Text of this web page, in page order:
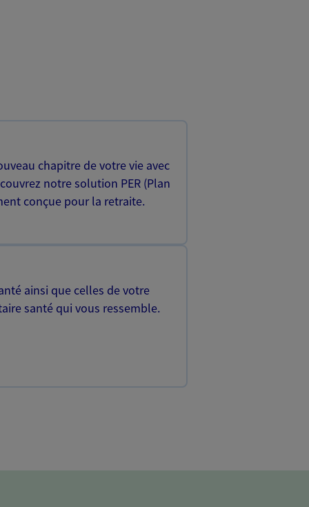
chapitre de votre vie avec
notre solution PER (Plan
conçue pour la retraite.
ainsi que celles de votre
santé qui vous ressemble.